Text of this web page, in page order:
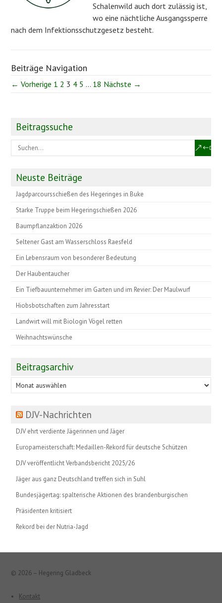
Schalenwild auch dort zulässig ist,
wo eine nächtliche Ausgangssperre
nach dem Infektionsschutzgesetz besteht.
Beiträge Navigation
← Vorherige 1 2 3 4 5 … 18 Nächste →
Beitragssuche
Neuste Beiträge
Jagdparcoursschießen des Hegeringes in Buke
Starke Truppe beim Hegeringschießen 2026
Baumpflanzaktion 2026
Seltener Gast am Wasserschloss Raesfeld
Ein Lebensraum von besonderer Bedeutung
Der Haubentaucher
Ein Tiefbauunternehmer im Garten und im Revier: Der Maulwurf
Hiobsbotschaften zum Jahresstart
Landwirt will mit Biologin Vögel retten
Weihnachtswünsche
Beitragsarchiv
Beitragsarchiv
DJV-Nachrichten
DJV ehrt verdiente Jägerinnen und Jäger
Europameisterschaft: Medaillen-Rekord für deutsche Schützen
DJV veröffentlicht Verbandsbericht 2025/26
Jäger aus ganz Deutschland treffen sich in Suhl
Bundesjägertag: spalterische Aktionen des brandenburgischen
Präsidenten kritisiert
Rekord bei der Nutria-Jagd
© 2026 – Hegering Gladbeck
Kontakt